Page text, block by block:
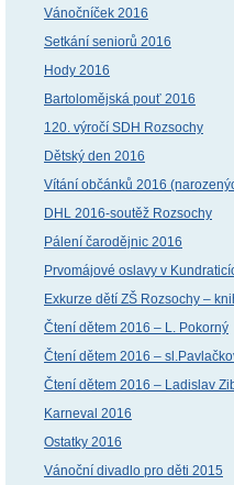
Vánočníček 2016
Setkání seniorů 2016
Hody 2016
Bartolomějská pouť 2016
120. výročí SDH Rozsochy
Dětský den 2016
Vítání občánků 2016
DHL 2016-soutěž Rozsochy
Pálení čarodějnic 2016
Prvomájové oslavy v
Exkurze dětí ZŠ Rozsochy –
Čtení dětem 2016 – L. Pokorný
Čtení dětem 2016 –
Čtení dětem 2016 – Ladislav
Karneval 2016
Ostatky 2016
Vánoční divadlo pro děti 2015